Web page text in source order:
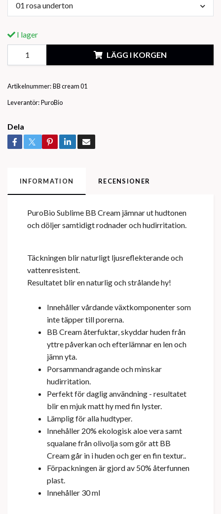
01 rosa underton
I lager
LÄGG I KORGEN
Artikelnummer:BB cream 01
Leverantör:PuroBio
Dela
INFORMATION RECENSIONER
PuroBio Sublime BB Cream jämnar ut hudtonen
och döljer samtidigt rodnader och hudirritation.
Täckningen blir naturligt ljusreflekterande och
vattenresistent.
Resultatet blir en naturlig och strålande hy!
Innehåller vårdande växtkomponenter som
inte täpper till porerna.
BB Cream återfuktar, skyddar huden från
yttre påverkan och efterlämnar en len och
jämn yta.
Porsammandragande och minskar
hudirritation.
Perfekt för daglig användning - resultatet
blir en mjuk matt hy med fin lyster.
Lämplig för alla hudtyper.
Innehåller 20% ekologisk aloe vera samt
squalane från olivolja som gör att BB
Cream går in i huden och ger en fin textur..
Förpackningen är gjord av 50% återfunnen
plast.
Innehåller 30 ml